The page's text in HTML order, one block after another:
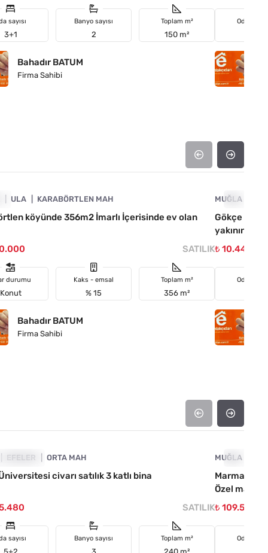
sayısı
3+1
Banyo sayısı
2
Toplam m²
150 m²
Bahadır BATUM
Firma Sahibi
Oda
ULA KARABÖRTLEN MAH
köyünde 356m2 İmarlı İçerisinde ev olan
SATILIK
durumu
Konut
Kaks - emsal
% 15
Toplam m²
356 m²
Bahadır BATUM
Firma Sahibi
ACIL
MUĞLA
Gökçe
yakınında
₺
Oda
DÜŞTÜ
EFELER ORTA MAH
civarı satılık 3 katlı bina
SATILIK
sayısı
5+2
Banyo sayısı
3
Toplam m²
240 m²
FIYATI
MUĞLA
Marmaris
Özel
₺
Oda